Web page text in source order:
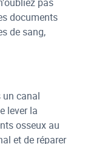
documents
de sang,
un canal
lever la
osseux au
et de réparer